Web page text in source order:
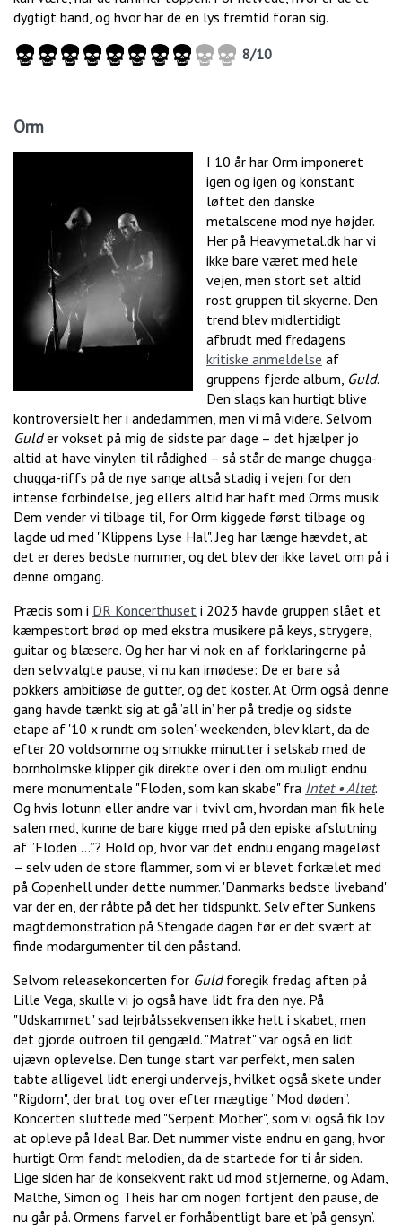
dygtigt band, og hvor har de en lys fremtid foran sig.
8/10
Orm
I 10 år har Orm imponeret
igen og igen og konstant
løftet den danske
metalscene mod nye højder.
Her på Heavymetal.dk har vi
ikke bare været med hele
vejen, men stort set altid
rost gruppen til skyerne. Den
trend blev midlertidigt
afbrudt med fredagens
kritiske anmeldelse af
gruppens fjerde album, Guld.
Den slags kan hurtigt blive
kontroversielt her i andedammen, men vi må videre. Selvom
Gulder vokset på mig de sidste par dage – det hjælper jo
altid at have vinylen til rådighed – så står de mange chugga-
chugga-riffs på de nye sange altså stadig i vejen for den
intense forbindelse, jeg ellers altid har haft med Orms musik.
Dem vender vi tilbage til, for Orm kiggede først tilbage og
lagde ud med "Klippens Lyse Hal". Jeg har længe hævdet, at
det er deres bedste nummer, og det blev der ikke lavet om på i
denne omgang.
Præcis som i DR Koncerthuset i 2023 havde gruppen slået et
kæmpestort brød op med ekstra musikere på keys, strygere,
guitar og blæsere. Og her har vi nok en af forklaringerne på
den selvvalgte pause, vi nu kan imødese: De er bare så
pokkers ambitiøse de gutter, og det koster. At Orm også denne
gang havde tænkt sig at gå ’all in’ her på tredje og sidste
etape af '10 x rundt om solen'-weekenden, blev klart, da de
efter 20 voldsomme og smukke minutter i selskab med de
bornholmske klipper gik direkte over i den om muligt endnu
mere monumentale "Floden, som kan skabe" fra Intet • Altet.
Og hvis Iotunn eller andre var i tvivl om, hvordan man fik hele
salen med, kunne de bare kigge med på den episke afslutning
af ”Floden ...”? Hold op, hvor var det endnu engang mageløst
– selv uden de store flammer, som vi er blevet forkælet med
på Copenhell under dette nummer. 'Danmarks bedste liveband'
var der en, der råbte på det her tidspunkt. Selv efter Sunkens
magtdemonstration på Stengade dagen før er det svært at
finde modargumenter til den påstand.
Selvom releasekoncerten for Guldforegik fredag aften på
Lille Vega, skulle vi jo også have lidt fra den nye. På
"Udskammet" sad lejrbålssekvensen ikke helt i skabet, men
det gjorde outroen til gengæld. "Matret" var også en lidt
ujævn oplevelse. Den tunge start var perfekt, men salen
tabte alligevel lidt energi undervejs, hvilket også skete under
"Rigdom", der brat tog over efter mægtige ”Mod døden”.
Koncerten sluttede med "Serpent Mother", som vi også fik lov
at opleve på Ideal Bar. Det nummer viste endnu en gang, hvor
hurtigt Orm fandt melodien, da de startede for ti år siden.
Lige siden har de konsekvent rakt ud mod stjernerne, og Adam,
Malthe, Simon og Theis har om nogen fortjent den pause, de
nu går på. Ormens farvel er forhåbentligt bare et ’på gensyn’.